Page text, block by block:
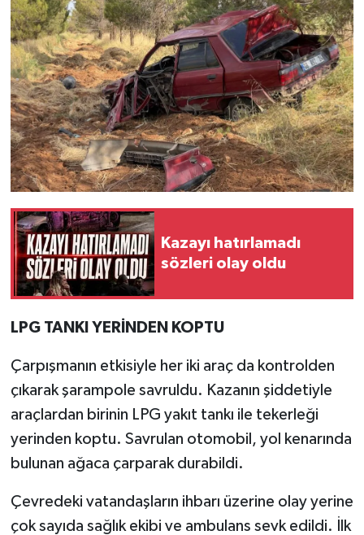
Kazayı hatırlamadı
sözleri olay oldu
LPG TANKI YERİNDEN KOPTU
Çarpışmanın etkisiyle her iki araç da kontrolden
çıkarak şarampole savruldu. Kazanın şiddetiyle
araçlardan birinin LPG yakıt tankı ile tekerleği
yerinden koptu. Savrulan otomobil, yol kenarında
bulunan ağaca çarparak durabildi.
Çevredeki vatandaşların ihbarı üzerine olay yerine
çok sayıda sağlık ekibi ve ambulans sevk edildi. İlk